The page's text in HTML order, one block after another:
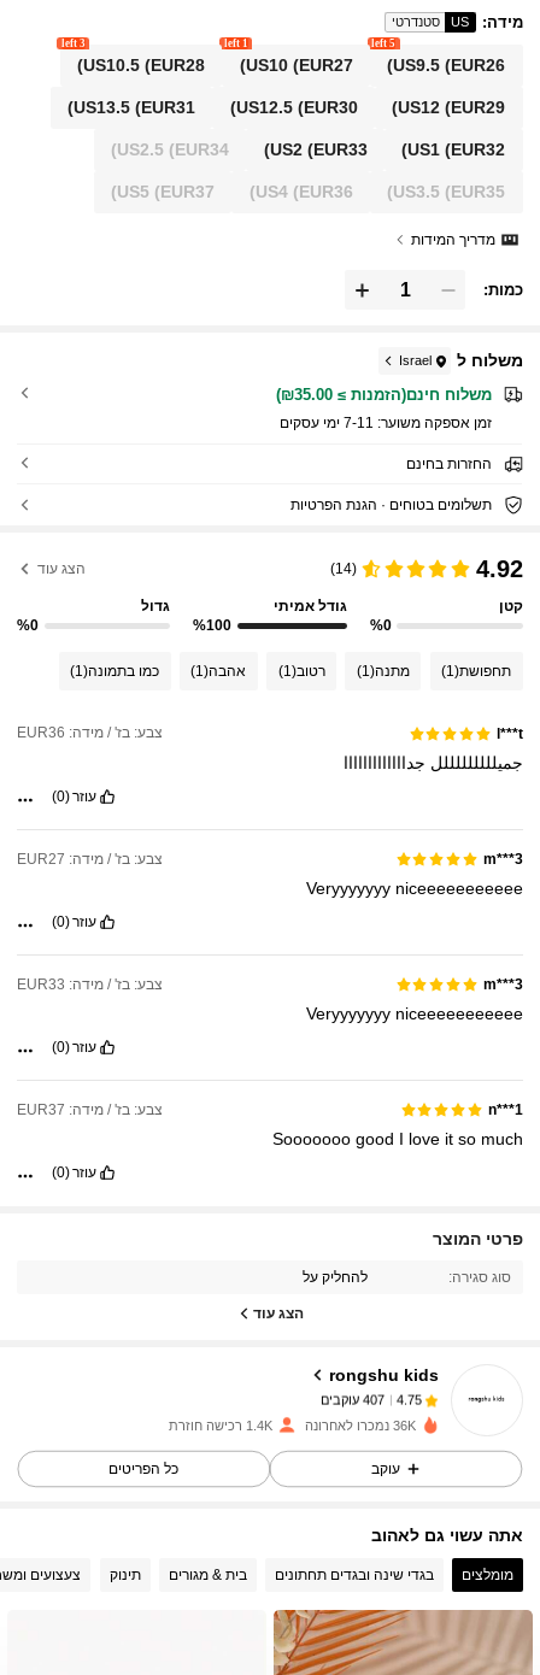
מידה:
US סטנדרטי
US9.5 (EUR26)
5 left
US10(EUR27)
1 left
US10.5 (EUR28)
3 left
US12 (EUR29)
US12.5(EUR30)
US13.5 (EUR31)
US1 (EUR32)
US2(EUR33)
US2.5 (EUR34)
US3.5 (EUR35)
US4(EUR36)
US5 (EUR37)
מדריך המידות
כמות:
משלוח ל Israel
משלוח חינם(הזמנות ≥ ₪35.00)
זמן אספקה ​​משוער: 7-11 ימי עסקים
החזרות בחינם
תשלומים בטוחים · הגנת הפרטיות
4.92
(14) הצג עוד
קטן
%0
גודל אמיתי
%100
גדול
%0
תחפושת(1) מתנה(1) רטוב(1) אהבה(1) כמו בתמונה(1)
l***t צבע: בז' / מידה: EUR36
جميلللللللللل جدااااااااااااا
עוזר(0)
m***3 צבע: בז' / מידה: EUR27
Veryyyyyyy niceeeeeeeeeee
עוזר(0)
m***3 צבע: בז' / מידה: EUR33
Veryyyyyyy niceeeeeeeeeee
עוזר(0)
n***1 צבע: בז' / מידה: EUR37
Sooooooo good I love it so much
עוזר(0)
פרטי המוצר
סוג סגירה: להחליק על
הצג עוד
rongshu kids
4.75
407 עוקבים
l***0 שילם לפני יום אחד
4.75 407 עוקבים
4.75 407 עוקבים
36K נמכרו לאחרונה 1.4K רכישה חוזרת
עוקב כל הפריטים
אתה עשוי גם לאהוב
מומלצים בגדי שינה ובגדים תחתונים בית & מגורים תינוק צעצועים